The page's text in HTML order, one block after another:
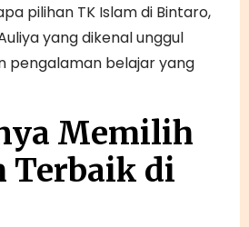
pilihan TK Islam di Bintaro,
yang dikenal unggul
pengalaman belajar yang
Memilih
Terbaik di